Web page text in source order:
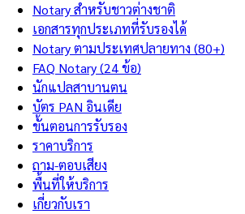
Notary สำหรับชาวต่างชาติ
เอกสารทุกประเภทที่รับรองได้
Notary ตามประเทศปลายทาง (80+)
FAQ Notary (24 ข้อ)
นักแปลสาบานตน
บัตร PAN อินเดีย
ขั้นตอนการรับรอง
ราคาบริการ
ถาม-ตอบเสียง
พื้นที่ให้บริการ
เกี่ยวกับเรา